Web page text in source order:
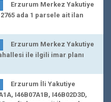
Erzurum Merkez Yakutiye
ada 1 parsele ait ilan
Erzurum Merkez Yakutiye
ile ilgili imar planı
Erzurum İli Yakutiye
I46B07A1B, I46B02D3D,